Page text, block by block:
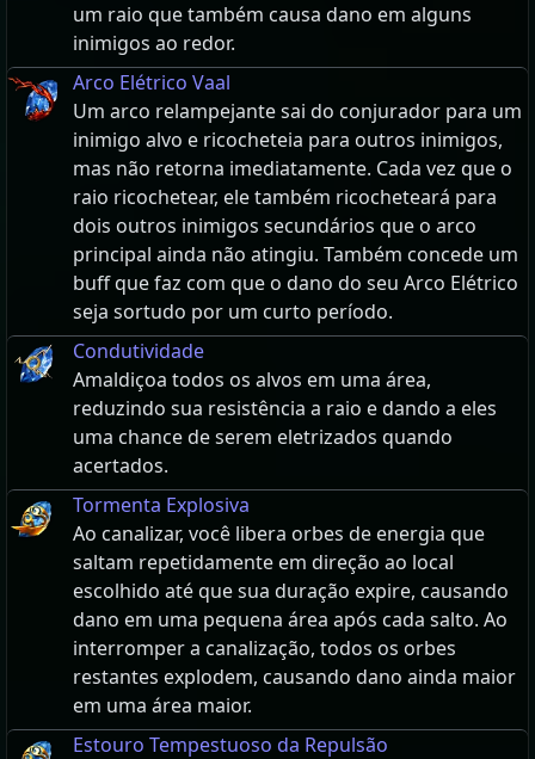
um raio que também causa dano em alguns
inimigos ao redor.
Arco Elétrico Vaal
Um arco relampejante sai do conjurador para um
inimigo alvo e ricocheteia para outros inimigos,
mas não retorna imediatamente. Cada vez que o
raio ricochetear, ele também ricocheteará para
dois outros inimigos secundários que o arco
principal ainda não atingiu. Também concede um
buff que faz com que o dano do seu Arco Elétrico
seja sortudo por um curto período.
Condutividade
Amaldiçoa todos os alvos em uma área,
reduzindo sua resistência a raio e dando a eles
uma chance de serem eletrizados quando
acertados.
Tormenta Explosiva
Ao canalizar, você libera orbes de energia que
saltam repetidamente em direção ao local
escolhido até que sua duração expire, causando
dano em uma pequena área após cada salto. Ao
interromper a canalização, todos os orbes
restantes explodem, causando dano ainda maior
em uma área maior.
Estouro Tempestuoso da Repulsão